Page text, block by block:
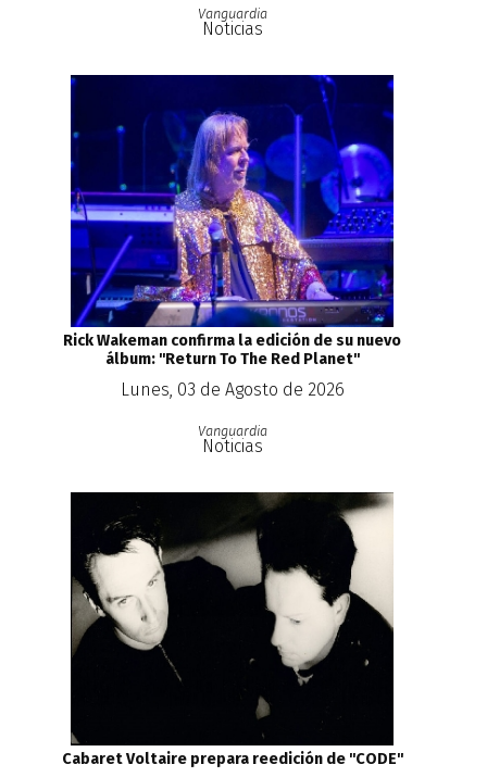
Vanguardia
Noticias
Rick Wakeman confirma la edición de su nuevo
álbum: ''Return To The Red Planet''
Lunes, 03 de Agosto de 2026
Vanguardia
Noticias
Cabaret Voltaire prepara reedición de ''CODE''